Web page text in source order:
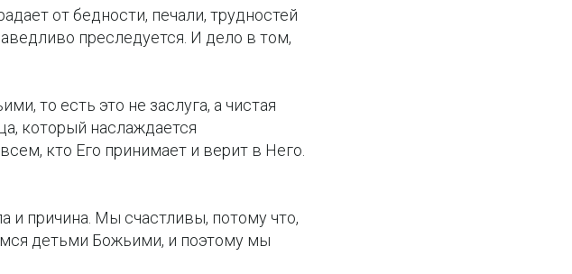
от бедности, печали, трудностей
преследуется. И дело в том,
то есть это не заслуга, а чистая
который наслаждается
кто Его принимает и верит в Него.
и причина. Мы счастливы, потому что,
детьми Божьими, и поэтому мы